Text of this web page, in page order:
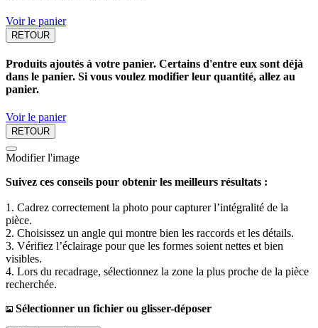
Voir le panier
RETOUR
Produits ajoutés à votre panier. Certains d'entre eux sont déjà
dans le panier. Si vous voulez modifier leur quantité, allez au
panier.
Voir le panier
RETOUR
Modifier l'image
Suivez ces conseils pour obtenir les meilleurs résultats :
1. Cadrez correctement la photo pour capturer l’intégralité de la
pièce.
2. Choisissez un angle qui montre bien les raccords et les détails.
3. Vérifiez l’éclairage pour que les formes soient nettes et bien
visibles.
4. Lors du recadrage, sélectionnez la zone la plus proche de la pièce
recherchée.
Sélectionner un fichier ou glisser-déposer